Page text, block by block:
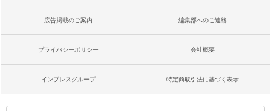
広告掲載のご案内 編集部へのご連絡
プライバシーポリシー 会社概要
インプレスグループ 特定商取引法に基づく表示